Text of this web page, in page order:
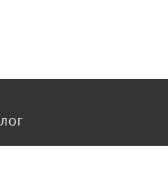
кресла и стулья